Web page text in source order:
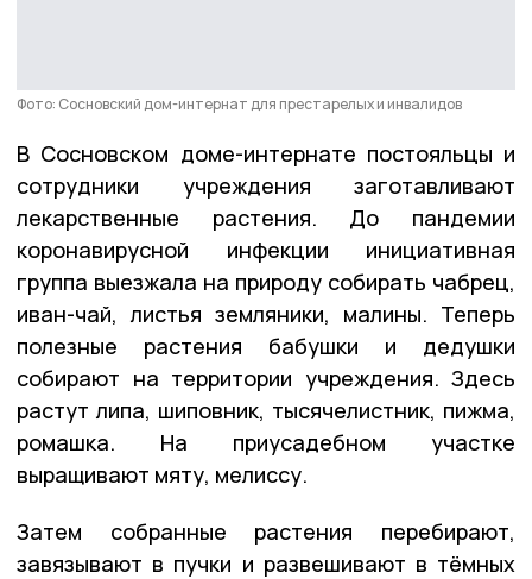
Фото: Сосновский дом-интернат для престарелых и инвалидов
В Сосновском доме-интернате постояльцы и
сотрудники учреждения заготавливают
лекарственные растения. До пандемии
коронавирусной инфекции инициативная
группа выезжала на природу собирать чабрец,
иван-чай, листья земляники, малины. Теперь
полезные растения бабушки и дедушки
собирают на территории учреждения. Здесь
растут липа, шиповник, тысячелистник, пижма,
ромашка. На приусадебном участке
выращивают мяту, мелиссу.
Затем собранные растения перебирают,
завязывают в пучки и развешивают в тёмных